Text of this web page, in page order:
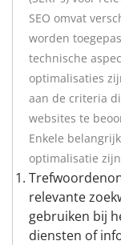
SEO omvat
worden
technische
optimalisaties
aan de criteria
websites te
Enkele
optimalisatie
relevante
gebruiken bij
diensten of